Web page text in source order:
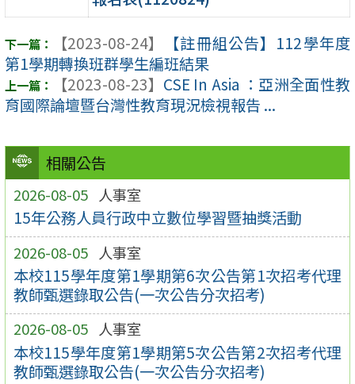
相關公告
2026-08-05 人事室
15年公務人員行政中立數位學習暨抽獎活動
2026-08-05 人事室
本校115學年度第1學期第6次公告第1次招考代理
教師甄選錄取公告(一次公告分次招考)
2026-08-05 人事室
本校115學年度第1學期第5次公告第2次招考代理
教師甄選錄取公告(一次公告分次招考)
【2023-08-24】
【註冊組公告】112學年度
第1學期轉換班群學生編班結果
【2023-08-23】 CSE In Asia ：亞洲全面性教
育國際論壇暨台灣性教育現況檢視報告 ...